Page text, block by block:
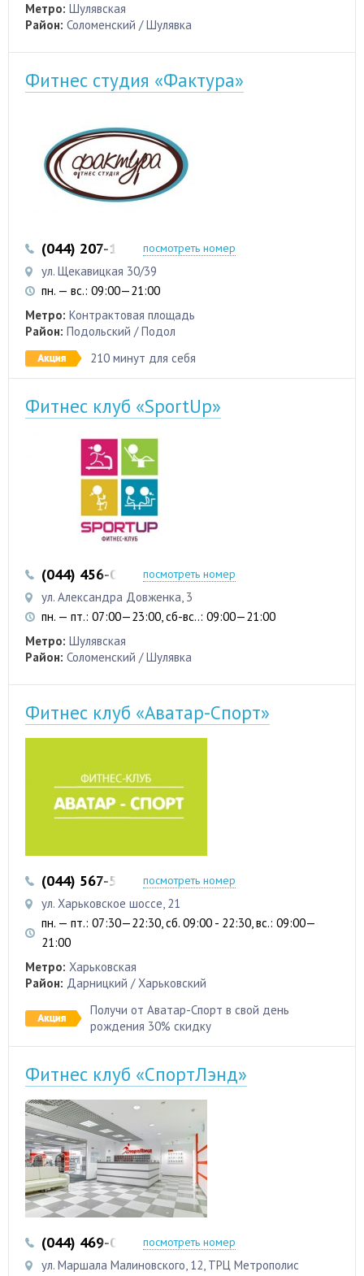
Метро: Шулявская
Район: Соломенский / Шулявка
Фитнес студия «Фактура»
(044) 207-12-20 (093) 565-98-00
посмотреть номер
ул. Щекавицкая 30/39
пн. — вс.: 09:00—21:00
Метро: Контрактовая площадь
Район: Подольский / Подол
210 минут для себя
Фитнес клуб «SportUp»
(044) 456-05-61посмотреть номер
ул. Александра Довженка, 3
пн. — пт.: 07:00—23:00, сб-вс..: 09:00—21:00
Метро: Шулявская
Район: Соломенский / Шулявка
Фитнес клуб «Аватар-Спорт»
(044) 567-55-88 (098) 500-03-30
посмотреть номер
ул. Харьковское шоссе, 21
пн. — пт.: 07:30—22:30, сб. 09:00 - 22:30, вс.: 09:00—
21:00
Метро: Харьковская
Район: Дарницкий / Харьковский
Получи от Аватар-Спорт в свой день
рождения 30% скидку
Фитнес клуб «СпортЛэнд»
(044) 469-06-07 (050) 469-06-07
посмотреть номер
ул. Маршала Малиновского, 12, ТРЦ Метрополис